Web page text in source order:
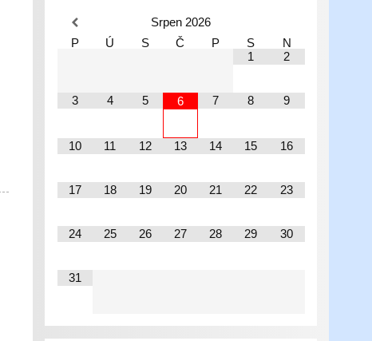
Srpen 2026
P
Ú S Č P S
N
1
2
3 4 5 6 7 8 9
10 11 12 13 14 15 16
17 18 19 20 21 22 23
24 25 26 27 28 29 30
31